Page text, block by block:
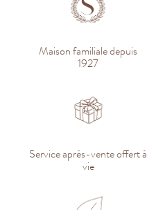
Maison familiale depuis
1927
Service après-vente offert à
vie